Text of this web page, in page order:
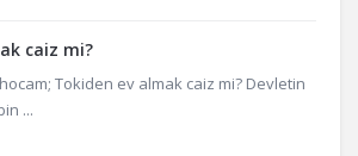
caiz mi?
Tokiden ev almak caiz mi? Devletin
...